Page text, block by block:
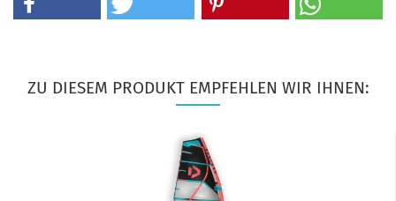
ZU DIESEM PRODUKT EMPFEHLEN WIR IHNEN: